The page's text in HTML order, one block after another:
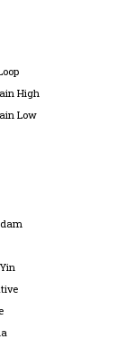
High
Low